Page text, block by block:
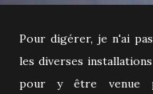
Pour digérer, je n'ai
les diverses
pour y être venue